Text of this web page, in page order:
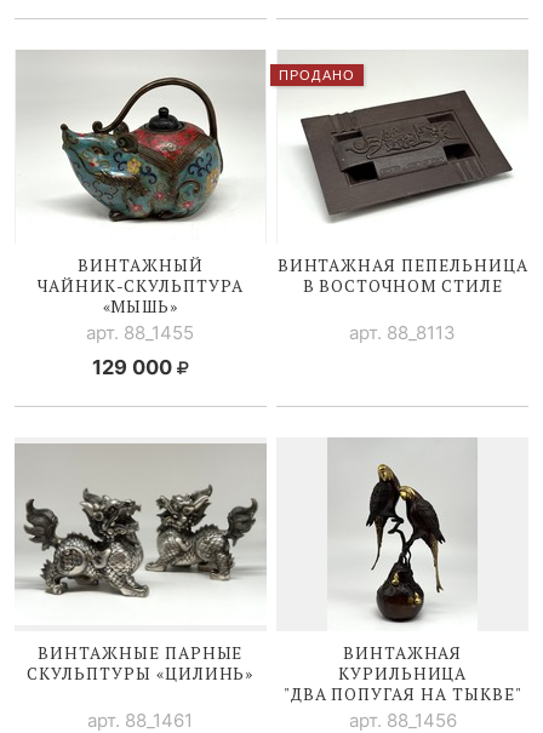
ВИНТАЖНЫЙ
ЧАЙНИК-СКУЛЬПТУРА
«МЫШЬ»
арт. 88_1455
129 000
ВИНТАЖНАЯ ПЕПЕЛЬНИЦА
В ВОСТОЧНОМ СТИЛЕ
арт. 88_8113
ПРОДАНО
ВИНТАЖНЫЕ ПАРНЫЕ
СКУЛЬПТУРЫ «ЦИЛИНЬ»
арт. 88_1461
ВИНТАЖНАЯ
КУРИЛЬНИЦА
"ДВА ПОПУГАЯ НА ТЫКВЕ"
арт. 88_1456